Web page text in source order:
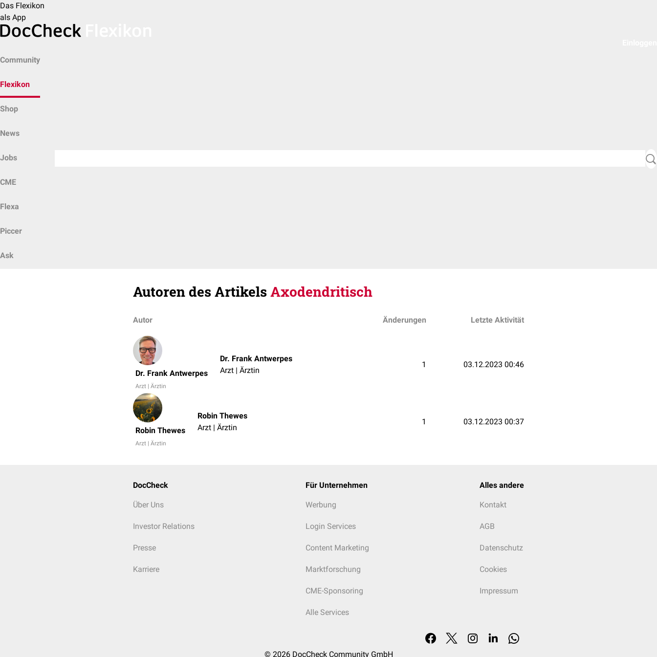
Das Flexikon
als App
Community
Flexikon
Shop
News
Jobs
CME
Flexa
Piccer
Ask
Autoren des ArtikelsAxodendritisch
Autor Änderungen Letzte Aktivität
Dr. Frank Antwerpes
Arzt | Ärztin
Dr. Frank Antwerpes
Arzt | Ärztin
1 03.12.2023 00:46
Robin Thewes
Arzt | Ärztin
Robin Thewes
Arzt | Ärztin
1 03.12.2023 00:37
DocCheck
Über Uns
Investor Relations
Presse
Karriere
Für Unternehmen
Werbung
Login Services
Content Marketing
Marktforschung
CME-Sponsoring
Alle Services
Alles andere
Kontakt
AGB
Datenschutz
Cookies
Impressum
© 2026 DocCheck Community GmbH